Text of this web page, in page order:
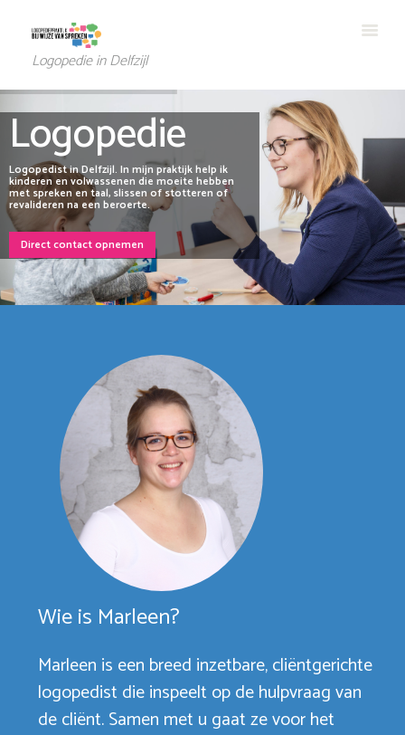
Logopedie in Delfzijl
Logopedie
Logopedist in Delfzijl. In mijn praktijk help ik
kinderen en volwassenen die moeite hebben
met spreken en taal, slissen of stotteren of
revalideren na een beroerte.
Direct contact opnemen
Wie is Marleen?
Marleen is een breed inzetbare, cliëntgerichte
logopedist die inspeelt op de hulpvraag van
de cliënt. Samen met u gaat ze voor het